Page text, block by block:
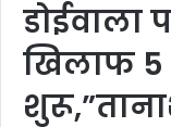
डोईवाला
खिलाफ 5